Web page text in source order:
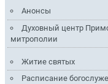
Анонсы
Духовный центр
митрополии
Житие святых
Расписание